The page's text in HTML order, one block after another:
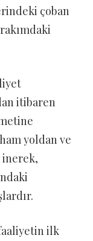
çoban
itibaren
yoldan ve
inerek,
ilk